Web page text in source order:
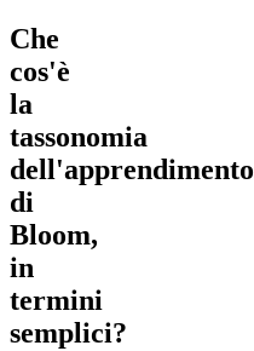
Che
cos'è
la
tassonomia
dell'apprendimento
di
Bloom,
in
termini
semplici?